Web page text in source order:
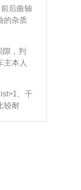
多引起
在草酸
洗剂
辆启
燃烧
三元
况就
相同的
复练
真实
好方
后曲轴
的杂质
效果
、
与缸体
室中，
。使用
机油现
性，
，判
主本人
或4s
破
轴磨
生异
和球头
、干
较耐